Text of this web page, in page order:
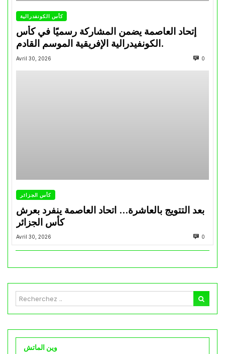
كأس الكونفدرالية
إتحاد العاصمة يضمن المشاركة رسميًا في كأس
الكونفيدرالية الإفريقية الموسم القادم.
Avril 30, 2026 0
كأس الجزائر
بعد التتويج بالعاشرة… اتحاد العاصمة ينفرد بعرش
كأس الجزائر
Avril 30, 2026 0
وين الماتش